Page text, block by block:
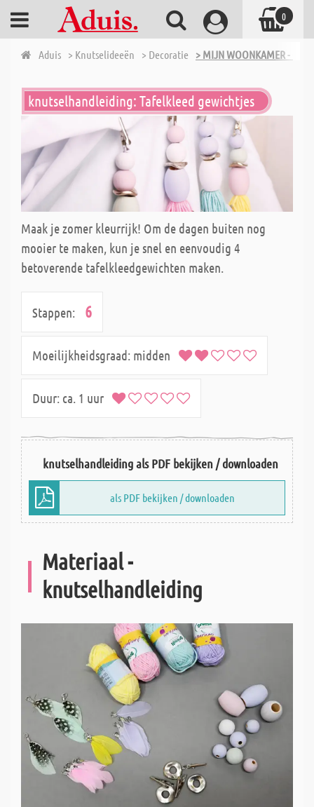
Aduis > Knutselideeën > Decoratie > MIJN WOONKAMER -
knutselhandleiding: Tafelkleed gewichtjes
Maak je zomer kleurrijk! Om de dagen buiten nog
mooier te maken, kun je snel en eenvoudig 4
betoverende tafelkleedgewichten maken.
Stappen: 6
Moeilijkheidsgraad: midden
Duur: ca. 1 uur
knutselhandleiding als PDF bekijken / downloaden
als PDF bekijken / downloaden
Materiaal -
knutselhandleiding
0